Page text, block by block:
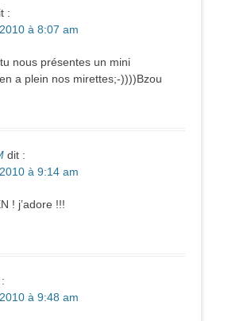
:
à 8:07 am
nous présentes un mini
a plein nos mirettes;-))))Bzou
dit :
à 9:14 am
! j’adore !!!
à 9:48 am